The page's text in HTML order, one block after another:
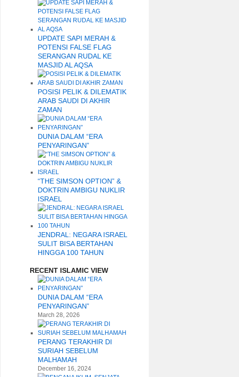
UPDATE SAPI MERAH &
POTENSI FALSE FLAG
SERANGAN RUDAL KE
MASJID AL AQSA
POSISI PELIK & DILEMATIK
ARAB SAUDI DI AKHIR
ZAMAN
DUNIA DALAM “ERA
PENYARINGAN”
“THE SIMSON OPTION” &
DOKTRIN AMBIGU NUKLIR
ISRAEL
JENDRAL: NEGARA ISRAEL
SULIT BISA BERTAHAN
HINGGA 100 TAHUN
RECENT ISLAMIC VIEW
DUNIA DALAM “ERA
PENYARINGAN”
March 28, 2026
PERANG TERAKHIR DI
SURIAH SEBELUM
MALHAMAH
December 16, 2024